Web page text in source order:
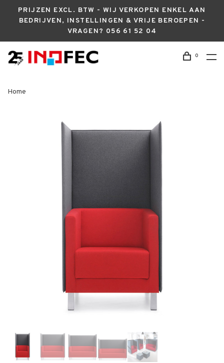
PRIJZEN EXCL. BTW - WIJ VERKOPEN ENKEL AAN
BEDRIJVEN, INSTELLINGEN & VRIJE BEROEPEN -
VRAGEN? 056 61 52 04
0
Home